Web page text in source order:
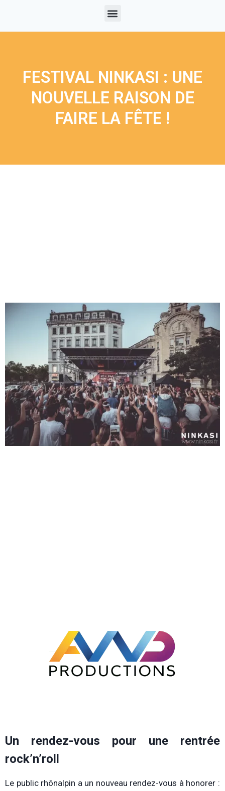
FESTIVAL NINKASI : UNE
NOUVELLE RAISON DE
FAIRE LA FÊTE !
Un rendez-vous pour une rentrée
rock’n’roll
Le public rhônalpin a un nouveau rendez-vous à honorer :